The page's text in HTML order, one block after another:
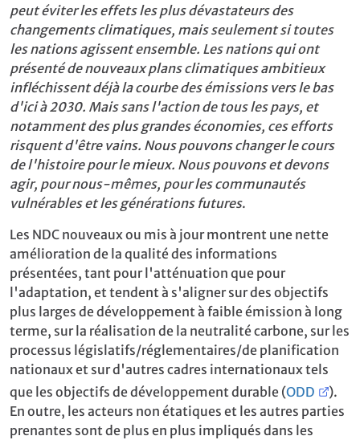
peut éviter les effets les plus dévastateurs des
changements climatiques, mais seulement si toutes
les nations agissent ensemble. Les nations qui ont
présenté de nouveaux plans climatiques ambitieux
infléchissent déjà la courbe des émissions vers le bas
d'ici à 2030. Mais sans l'action de tous les pays, et
notamment des plus grandes économies, ces efforts
risquent d'être vains. Nous pouvons changer le cours
de l'histoire pour le mieux. Nous pouvons et devons
agir, pour nous-mêmes, pour les communautés
vulnérables et les générations futures.
Les NDC nouveaux ou mis à jour montrent une nette
amélioration de la qualité des informations
présentées, tant pour l'atténuation que pour
l'adaptation, et tendent à s'aligner sur des objectifs
plus larges de développement à faible émission à long
terme, sur la réalisation de la neutralité carbone, sur les
processus législatifs/réglementaires/de planification
nationaux et sur d'autres cadres internationaux tels
que les objectifs de développement durable (ODD
).
En outre, les acteurs non étatiques et les autres parties
prenantes sont de plus en plus impliqués dans les